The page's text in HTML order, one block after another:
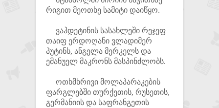
რიგით მეოთხე სამიტი დაიწყო.
ვაჰდეტინის სასახლეში რეჯეფ
თაიფ ერდოღანი ვლადიმერ
პუტინს, ანგელა მერკელს და
ემანუელ მაკრონს მასპინძლობს.
ოთხმხრივი მოლაპარაკების
ფარგლებში თურქეთის, რუსეთის,
გერმანიის და საფრანგეთის